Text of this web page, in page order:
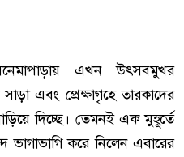
এখন উৎসবমুখর
এবং প্রেক্ষাগৃহে তারকাদের
দিচ্ছে। তেমনই এক মুহূর্তে
করে নিলেন এবারের